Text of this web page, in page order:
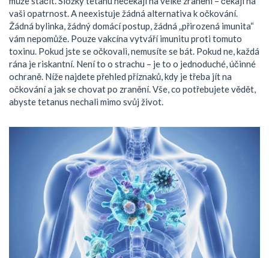
vaši opatrnost. A neexistuje žádná alternativa k očkování.
Žádná bylinka, žádný domácí postup, žádná „přirozená imunita“
vám nepomůže. Pouze vakcína vytváří imunitu proti tomuto
toxinu. Pokud jste se očkovali, nemusíte se bát. Pokud ne, každá
rána je riskantní. Není to o strachu – je to o jednoduché, účinné
ochraně. Níže najdete přehled příznaků, kdy je třeba jít na
očkování a jak se chovat po zranění. Vše, co potřebujete vědět,
abyste tetanus nechali mimo svůj život.